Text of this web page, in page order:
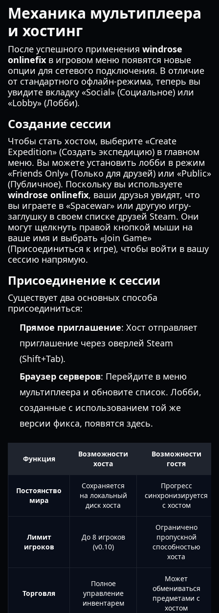
Механика мультиплеера
и хостинг
После успешного применения windrose
onlinefix в игровом меню появятся новые
опции для сетевого подключения. В отличие
от стандартного офлайн-режима, теперь вы
увидите вкладку «Social» (Социальное) или
«Lobby» (Лобби).
Создание сессии
Чтобы стать хостом, выберите «Create
Expedition» (Создать экспедицию) в главном
меню. Вы можете установить лобби в режим
«Friends Only» (Только для друзей) или «Public»
(Публичное). Поскольку вы используете
windrose onlinefix, ваши друзья увидят, что
вы играете в «Spacewar» или другую игру-
заглушку в своем списке друзей Steam. Они
могут щелкнуть правой кнопкой мыши на
ваше имя и выбрать «Join Game»
(Присоединиться к игре), чтобы войти в вашу
сессию напрямую.
Присоединение к сессии
Существует два основных способа
присоединиться:
Прямое приглашение: Хост отправляет
приглашение через оверлей Steam
(Shift+Tab).
Браузер серверов: Перейдите в меню
мультиплеера и обновите список. Лобби,
созданные с использованием той же
версии фикса, появятся здесь.
Функция
Возможности
хоста
Возможности
гостя
Постоянство
мира
Сохраняется
на локальный
диск хоста
Прогресс
синхронизируется
с хостом
Лимит
игроков
До 8 игроков
(v0.10)
Ограничено
пропускной
способностью
хоста
Торговля
Полное
управление
инвентарем
Может
обмениваться
предметами с
хостом